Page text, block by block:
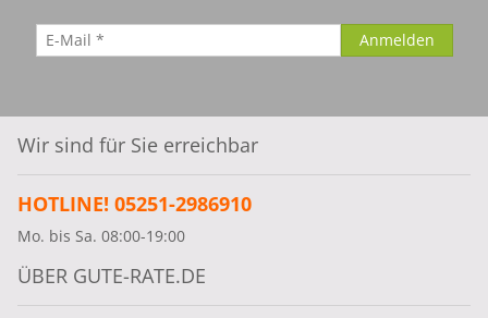
Wir sind für Sie erreichbar
HOTLINE! 05251-2986910
Mo. bis Sa. 08:00-19:00
ÜBER GUTE-RATE.DE